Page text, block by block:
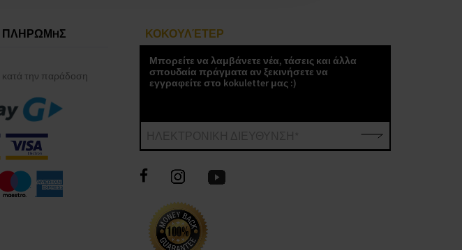
ΠΛΗΡΩΜHΣ
την παράδοση
ΚΟΚΟΥΛΈΤΕΡ
Μπορείτε να λαμβάνετε νέα, τάσεις και άλλα
σπουδαία πράγματα αν ξεκινήσετε να
εγγραφείτε στο kokuletter μας :)